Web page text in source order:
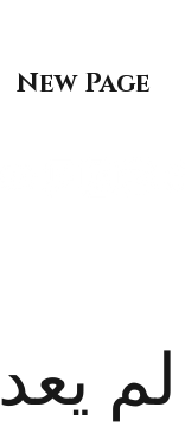
New Page